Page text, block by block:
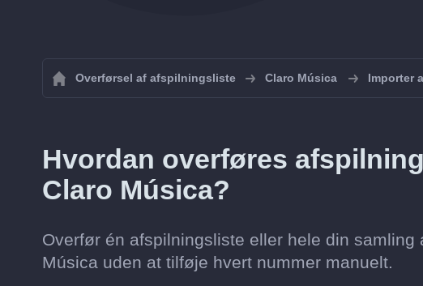
Overførsel af afspilningsliste Claro Música Importer
Hvordan overføres
Claro Música?
Overfør én afspilningsliste eller hele din
Música uden at tilføje hvert nummer manuelt.